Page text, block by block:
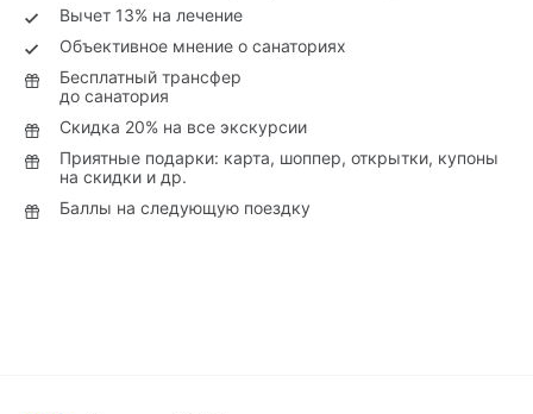
Вычет 13% на лечение
Объективное мнение о санаториях
Бесплатный трансфер
до санатория
Скидка 20% на все экскурсии
Приятные подарки: карта, шоппер, открытки, купоны
на скидки и др.
Баллы на следующую поездку